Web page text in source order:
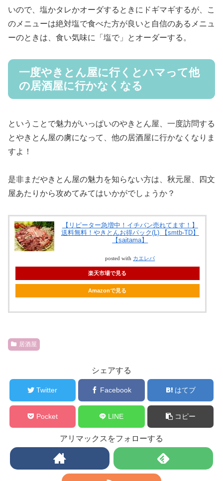
いので、塩かタレかオーダするときにドギマギするが、こ
のメニューは絶対塩で食べた方が良いと自信のあるメニュ
ーのときは、食い気味に「塩で」とオーダーする。
一度やきとん屋に行くとハマって他
の居酒屋に行かなくなる
ということで魅力がいっぱいのやきとん屋、一度訪問する
とやきとん屋の虜になって、他の居酒屋に行かなくなりま
すよ！
是非まだやきとん屋の魅力を知らない方は、秋元屋、四文
屋あたりから攻めてみてはいかがでしょうか？
【リピーター急増中！イチバン売れてます！】
送料無料！やきとんお得パック(L) 【smtb-TD】
【saitama】
posted with カエレバ
楽天市場で見る
Amazonで見る
居酒屋
シェアする
Twitter Facebook はてブ
Pocket LINE コピー
アリマックスをフォローする